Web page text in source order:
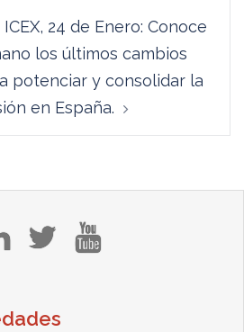
24 de Enero: Conoce
los últimos cambios
potenciar y consolidar la
en España.